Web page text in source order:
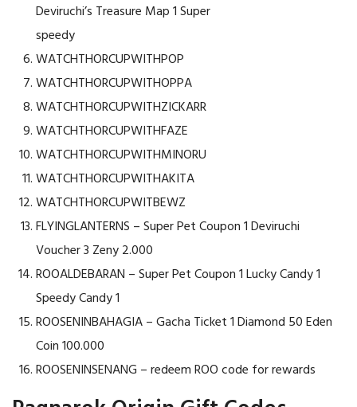
Deviruchi’s Treasure Map 1 Super
speedy
WATCHTHORCUPWITHPOP
WATCHTHORCUPWITHOPPA
WATCHTHORCUPWITHZICKARR
WATCHTHORCUPWITHFAZE
WATCHTHORCUPWITHMINORU
WATCHTHORCUPWITHAKITA
WATCHTHORCUPWITBEWZ
FLYINGLANTERNS – Super Pet Coupon 1 Deviruchi
Voucher 3 Zeny 2.000
ROOALDEBARAN – Super Pet Coupon 1 Lucky Candy 1
Speedy Candy 1
ROOSENINBAHAGIA – Gacha Ticket 1 Diamond 50 Eden
Coin 100.000
ROOSENINSENANG – redeem ROO code for rewards